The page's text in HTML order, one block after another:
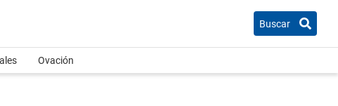
Buscar
Ovación